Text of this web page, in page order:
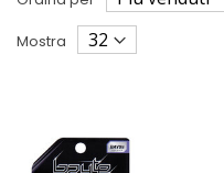
Mostra